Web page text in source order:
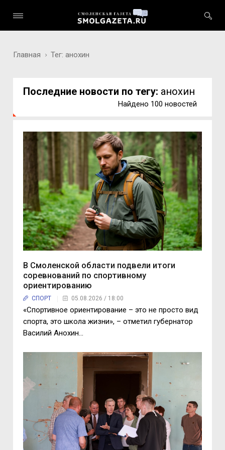
Главная Тег: анохин
Последние новости по тегу: анохин
Найдено 100 новостей
В Смоленской области подвели итоги
соревнований по спортивному
ориентированию
СПОРТ 05.08.2026 / 18:00
«Спортивное ориентирование – это не просто вид
спорта, это школа жизни», – отметил губернатор
Василий Анохин...